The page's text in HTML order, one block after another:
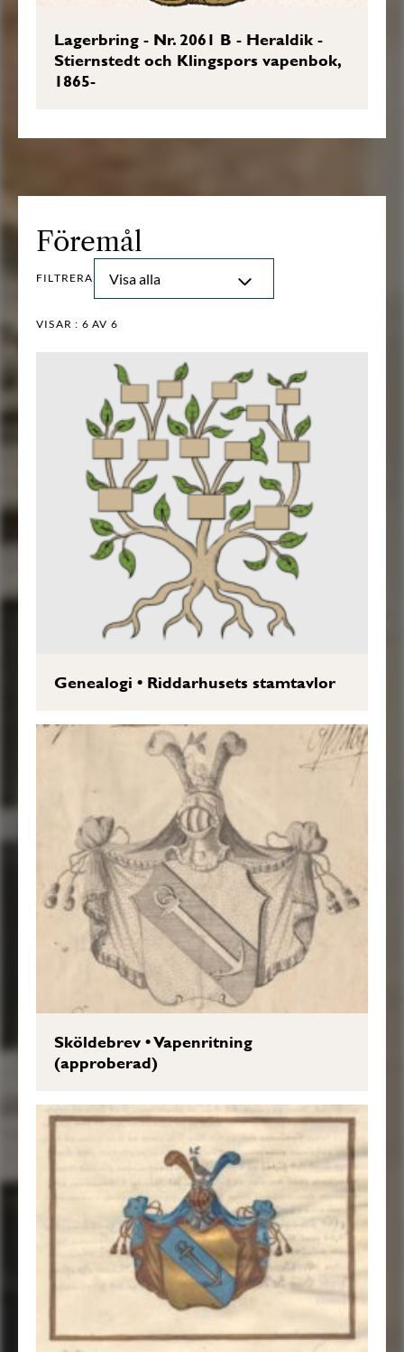
Lagerbring - Nr. 2061 B - Heraldik -
Stiernstedt och Klingspors vapenbok,
1865-
Föremål
FILTRERA Visa alla
VISAR : 6 AV 6
Genealogi • Riddarhusets stamtavlor
Sköldebrev•Vapenritning
(approberad)